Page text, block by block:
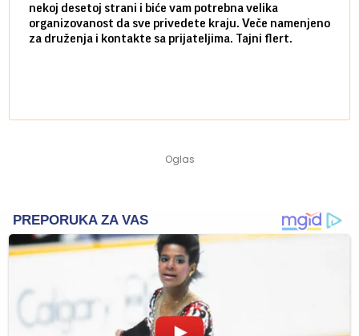
nekoj desetoj strani i biće vam potrebna velika
organizovanost da sve privedete kraju. Veče namenjeno
za druženja i kontakte sa prijateljima. Tajni flert.